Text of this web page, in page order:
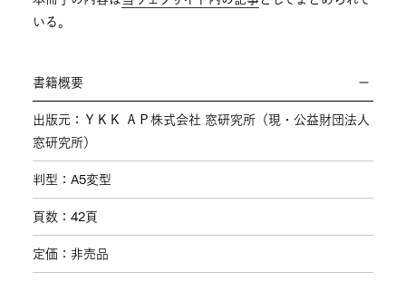
いる。
書籍概要
出版元：ＹＫＫ ＡＰ株式会社 窓研究所（現・公益財団法人
窓研究所）
判型：A5変型
頁数：42頁
定価：非売品